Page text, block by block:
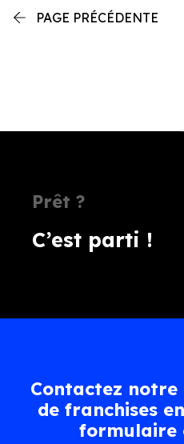
PAGE PRÉCÉDENTE
Prêt ?
C’est parti !
Contactez notre
de franchises
formulaire